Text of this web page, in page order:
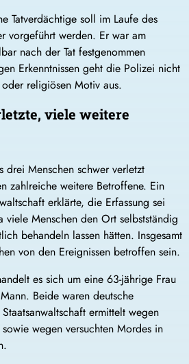
Tatverdächtige soll im Laufe des
vorgeführt werden. Er war am
nach der Tat festgenommen
Erkenntnissen geht die Polizei nicht
religiösen Motiv aus.
viele weitere
drei Menschen schwer verletzt
zahlreiche weitere Betroffene. Ein
erklärte, die Erfassung sei
viele Menschen den Ort selbstständig
behandeln lassen hätten. Insgesamt
von den Ereignissen betroffen sein.
es sich um eine 63-jährige Frau
Beide waren deutsche
ermittelt wegen
wegen versuchten Mordes in